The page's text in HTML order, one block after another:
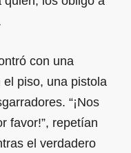
con una
piso, una pistola
“¡Nos
favor!”, repetían
el verdadero